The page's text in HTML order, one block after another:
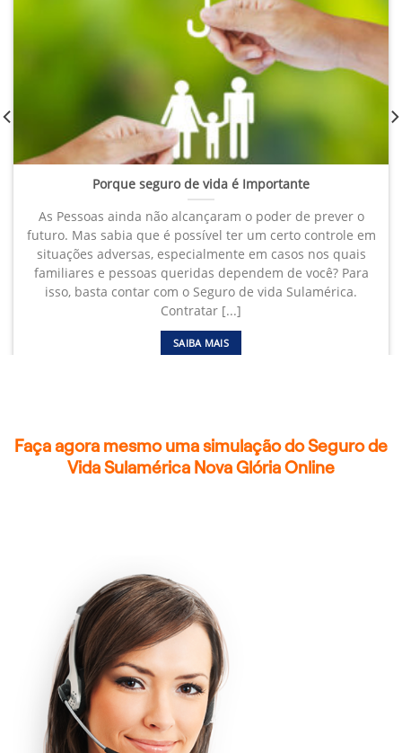
Porque seguro de vida é Importante
As Pessoas ainda não alcançaram o poder de prever o
futuro. Mas sabia que é possível ter um certo controle em
situações adversas, especialmente em casos nos quais
familiares e pessoas queridas dependem de você? Para
isso, basta contar com o Seguro de vida Sulamérica.
Contratar [...]
SAIBA MAIS
Faça agora mesmo uma simulação do Seguro de
Vida Sulamérica Nova Glória Online